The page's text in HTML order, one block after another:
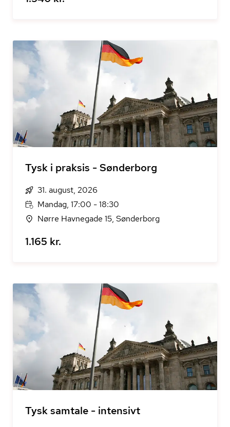
Tysk i praksis - Sønderborg
31. august, 2026
Mandag, 17:00 - 18:30
Nørre Havnegade 15, Sønderborg
1.165 kr.
Tysk samtale - intensivt